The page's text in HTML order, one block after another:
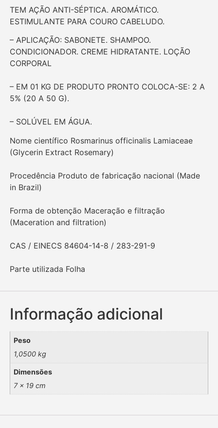
TEM AÇÃO ANTI-SÉPTICA. AROMÁTICO.
ESTIMULANTE PARA COURO CABELUDO.
– APLICAÇÃO: SABONETE. SHAMPOO.
CONDICIONADOR. CREME HIDRATANTE. LOÇÃO
CORPORAL
– EM 01 KG DE PRODUTO PRONTO COLOCA-SE: 2 A
5% (20 A 50 G).
– SOLÚVEL EM ÁGUA.
Nome científico Rosmarinus officinalis Lamiaceae
(Glycerin Extract Rosemary)
Procedência Produto de fabricação nacional (Made
in Brazil)
Forma de obtenção Maceração e filtração
(Maceration and filtration)
CAS / EINECS 84604-14-8 / 283-291-9
Parte utilizada Folha
Informação adicional
Peso
1,0500 kg
Dimensões
7 × 19 cm